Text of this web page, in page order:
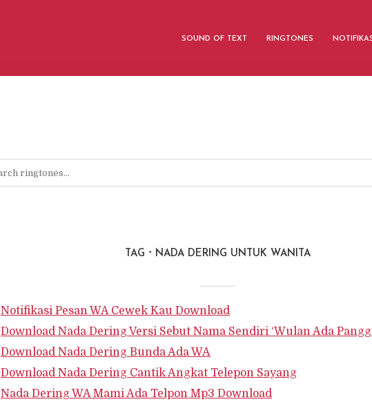
SOUND OF TEXT RINGTONES
TAG NADA DERING UNTUK WANITA
Notifikasi Pesan WA Cewek Kau Download
Download Nada Dering Versi Sebut Nama Sendiri ‘Wulan Ada
Download Nada Dering Bunda Ada WA
Download Nada Dering Cantik Angkat Telepon Sayang
Nada Dering WA Mami Ada Telpon Mp3 Download